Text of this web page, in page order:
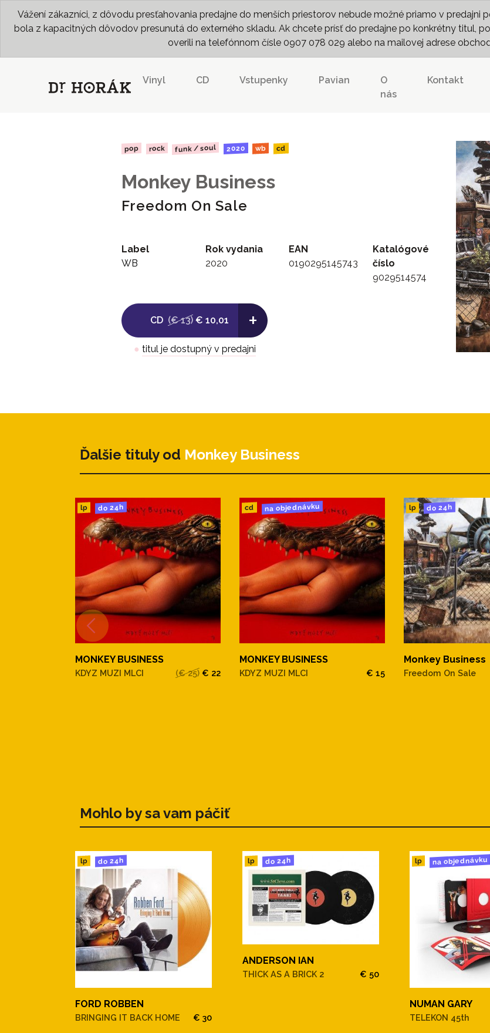
Vážení zákazníci, z dôvodu presťahovania predajne do menších priestorov nebude možné priamo v
bola z kapacitných dôvodov presunutá do externého skladu. Ak chcete prísť do predajne po konkrétny titul,
overili na telefónnom čísle 0907 078 029 alebo na mailovej adrese
Vinyl CD Vstupenky Pavian
O
nás
Kontakt
pop rock funk / soul 2020 wb cd
Monkey Business
Freedom On Sale
Label
WB
Rok vydania
2020
EAN
0190295145743
Katalógové
číslo
9029514574
CD (€ 13) € 10,01 +
● titul je dostupný v predajni
Ďalšie tituly od Monkey Business
lp do 24h
MONKEY BUSINESS
KDYZ MUZI MLCI (€ 25) € 22
cd na objednávku
MONKEY BUSINESS
KDYZ MUZI MLCI € 15
lp do 24h
Monkey Business
Freedom On Sale
Mohlo by sa vam páčiť
lp do 24h
FORD ROBBEN
BRINGING IT BACK HOME € 30
lp do 24h
ANDERSON IAN
THICK AS A BRICK 2 € 50
lp na objednávku
NUMAN GARY
TELEKON 45th